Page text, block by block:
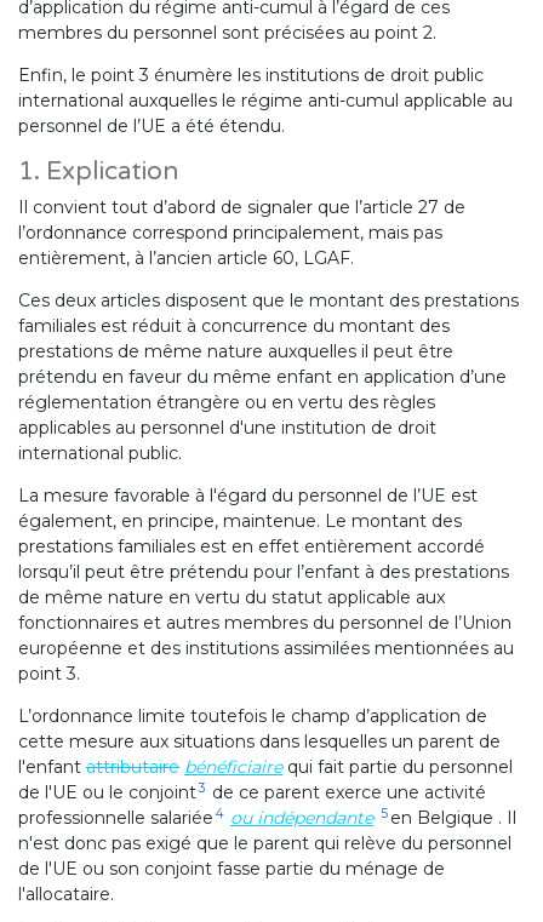
d’application du régime anti-cumul à l’égard de ces
membres du personnel sont précisées au point 2.
Enfin, le point 3 énumère les institutions de droit public
international auxquelles le régime anti-cumul applicable au
personnel de l’UE a été étendu.
1. Explication
Il convient tout d’abord de signaler que l’article 27 de
l’ordonnance correspond principalement, mais pas
entièrement, à l’ancien article 60, LGAF.
Ces deux articles disposent que le montant des prestations
familiales est réduit à concurrence du montant des
prestations de même nature auxquelles il peut être
prétendu en faveur du même enfant en application d’une
réglementation étrangère ou en vertu des règles
applicables au personnel d'une institution de droit
international public.
La mesure favorable à l'égard du personnel de l’UE est
également, en principe, maintenue. Le montant des
prestations familiales est en effet entièrement accordé
lorsqu’il peut être prétendu pour l’enfant à des prestations
de même nature en vertu du statut applicable aux
fonctionnaires et autres membres du personnel de l’Union
européenne et des institutions assimilées mentionnées au
point 3.
L’ordonnance limite toutefois le champ d’application de
cette mesure aux situations dans lesquelles un parent de
l'enfant attributaire bénéficiairequi fait partie du personnel
de l'UE ou le conjoint3 de ce parent exerce une activité
professionnelle salariée 4 ou indépendante 5 en Belgique . Il
n'est donc pas exigé que le parent qui relève du personnel
de l'UE ou son conjoint fasse partie du ménage de
l'allocataire.